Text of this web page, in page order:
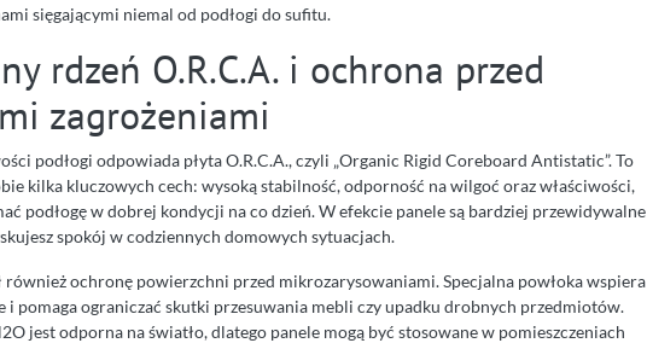
sięgającymi niemal od podłogi do sufitu.
rdzeń O.R.C.A. i ochrona przed
zagrożeniami
podłogi odpowiada płyta O.R.C.A., czyli „Organic Rigid Coreboard Antistatic”. To
kilka kluczowych cech: wysoką stabilność, odporność na wilgoć oraz właściwości,
podłogę w dobrej kondycji na co dzień. W efekcie panele są bardziej przewidywalne
spokój w codziennych domowych sytuacjach.
również ochronę powierzchni przed mikrozarysowaniami. Specjalna powłoka wspiera
i pomaga ograniczać skutki przesuwania mebli czy upadku drobnych przedmiotów.
jest odporna na światło, dlatego panele mogą być stosowane w pomieszczeniach